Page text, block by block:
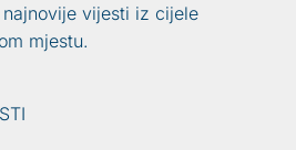
vijesti iz cijele
mjestu.